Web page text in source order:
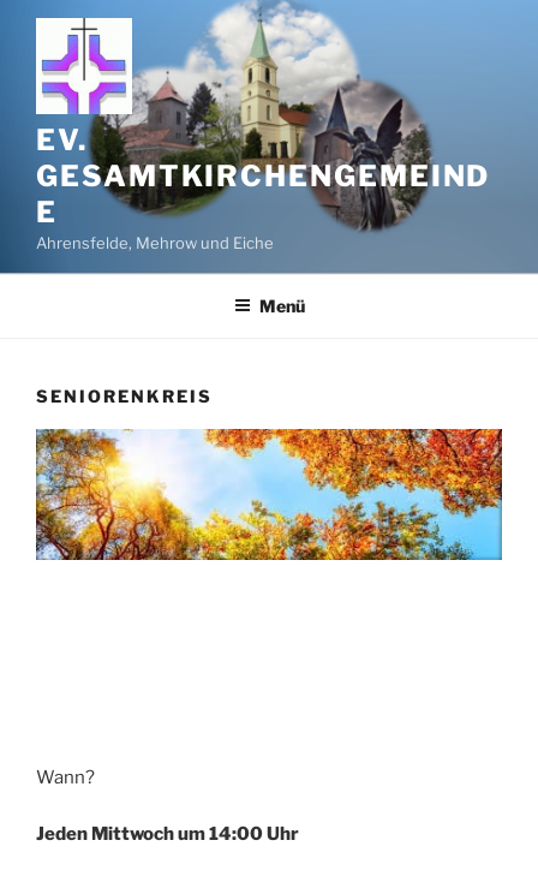
Zum
springen
EV.
GESAMTKIRCHENGEMEIND
E
Ahrensfelde, Mehrow und Eiche
Menü
SENIORENKREIS
Wann?
Jeden Mittwoch um 14:00 Uhr